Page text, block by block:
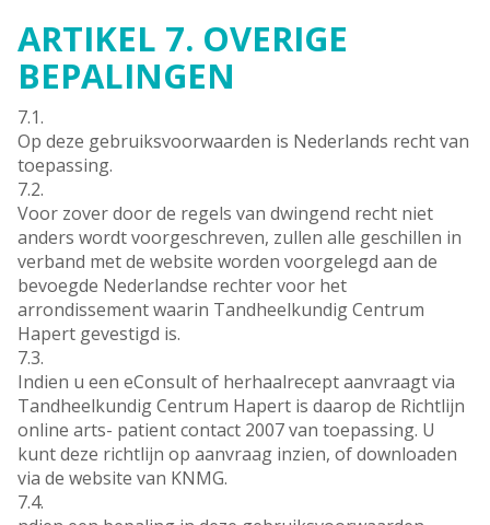
ARTIKEL 7. OVERIGE
BEPALINGEN
7.1.
Op deze gebruiksvoorwaarden is Nederlands recht van
toepassing.
7.2.
Voor zover door de regels van dwingend recht niet
anders wordt voorgeschreven, zullen alle geschillen in
verband met de website worden voorgelegd aan de
bevoegde Nederlandse rechter voor het
arrondissement waarin Tandheelkundig Centrum
Hapert gevestigd is.
7.3.
Indien u een eConsult of herhaalrecept aanvraagt via
Tandheelkundig Centrum Hapert is daarop de Richtlijn
online arts- patient contact 2007 van toepassing. U
kunt deze richtlijn op aanvraag inzien, of downloaden
via de website van KNMG.
7.4.